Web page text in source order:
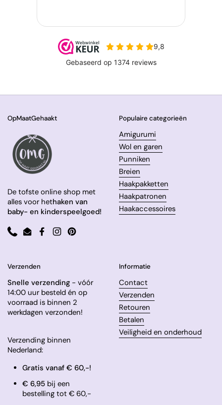
OpMaatGehaakt
De tofste online shop met
alles voor hethaken van
baby- en kinderspeelgoed!
PhoneEmailFacebook
InstagramPinterest
Populaire categorieën
Amigurumi
Wol en garen
Punniken
Breien
Haakpakketten
Haakpatronen
Haakaccessoires
Verzenden
Snelle verzending - vóór
14:00 uur besteld én op
voorraad is binnen 2
werkdagen verzonden!
Verzending binnen
Nederland:
Gratis vanaf € 60,-!
€ 6,95 bij een
bestelling tot € 60,-
Informatie
Contact
Verzenden
Retouren
Betalen
Veiligheid en onderhoud